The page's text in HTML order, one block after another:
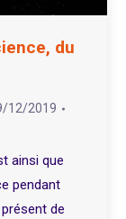
du
12/2019
ainsi que
pendant
de